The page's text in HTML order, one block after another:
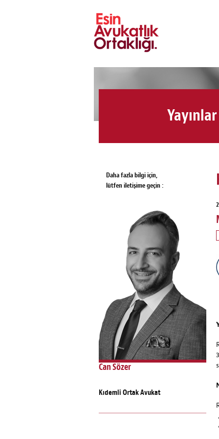
Yayınlar
Daha fazla bilgi için,
lütfen iletişime geçin :
Can Sözer
Kıdemli Ortak Avukat